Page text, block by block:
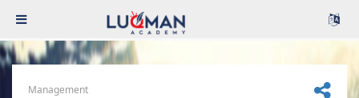
Management